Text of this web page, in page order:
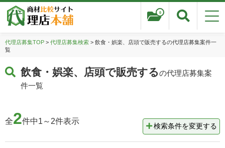
0
代理店募集TOP> 代理店募集検索> 飲食・娯楽、店頭で販売するの代理店募集案件一
覧
飲食・娯楽、店頭で販売するの代理店募集案
件一覧
全2件中1～2件表示
検索条件を変更する